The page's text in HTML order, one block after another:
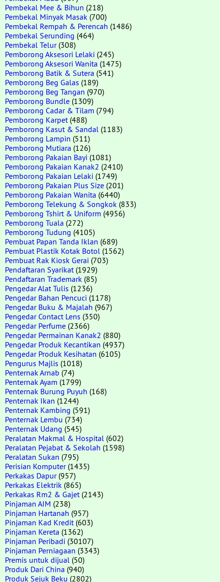
Pembekal Mee & Bihun (218)
Pembekal Minyak Masak (700)
Pembekal Rempah & Perencah (1486)
Pembekal Serunding (464)
Pembekal Telur(308)
Pemborong Aksesori Lelaki (245)
Pemborong Aksesori Wanita (1475)
Pemborong Batik & Sutera (541)
Pemborong Beg Galas (189)
Pemborong Beg Tangan (970)
Pemborong Bundle (1309)
Pemborong Cadar & Tilam (794)
Pemborong Karpet (488)
Pemborong Kasut & Sandal (1183)
Pemborong Lampin (511)
Pemborong Mutiara (126)
Pemborong Pakaian Bayi (1081)
Pemborong Pakaian Kanak2 (2410)
Pemborong Pakaian Lelaki (1749)
Pemborong Pakaian Plus Size (201)
Pemborong Pakaian Wanita (6440)
Pemborong Telekung & Songkok (833)
Pemborong Tshirt & Uniform (4956)
Pemborong Tuala (272)
Pemborong Tudung (4105)
Pembuat Papan Tanda Iklan (689)
Pembuat Plastik Kotak Botol (1562)
Pembuat Rak Kiosk Gerai (703)
Pendaftaran Syarikat (1929)
Pendaftaran Trademark (85)
Pengedar Alat Tulis (1236)
Pengedar Bahan Pencuci (1178)
Pengedar Buku & Majalah (967)
Pengedar Contact Lens (350)
Pengedar Perfume (2366)
Pengedar Permainan Kanak2 (880)
Pengedar Produk Kecantikan (4937)
Pengedar Produk Kesihatan (6105)
Pengurus Majlis (1018)
Penternak Arnab (74)
Penternak Ayam (1799)
Penternak Burung Puyuh (168)
Penternak Ikan (1244)
Penternak Kambing (591)
Penternak Lembu (734)
Penternak Udang (545)
Peralatan Makmal & Hospital (602)
Peralatan Pejabat & Sekolah (1598)
Peralatan Sukan (795)
Perisian Komputer(1435)
Perkakas Dapur(957)
Perkakas Elektrik (865)
Perkakas Rm2 & Gajet (2143)
Pinjaman AIM (238)
Pinjaman Hartanah (957)
Pinjaman Kad Kredit (603)
Pinjaman Kereta (1362)
Pinjaman Peribadi (30107)
Pinjaman Perniagaan (3343)
Premis untuk dijual (50)
Produk Dari China (940)
Produk Sejuk Beku (2802)